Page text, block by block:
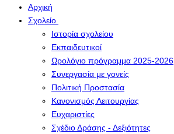
Αρχική
Σχολείο
Ιστορία σχολείου
Εκπαιδευτικοί
Ωρολόγιο πρόγραμμα 2025-2026
Συνεργασία με γονείς
Πολιτική Προστασία
Κανονισμός Λειτουργίας
Ευχαριστίες
Σχέδιο Δράσης - Δεξιότητες